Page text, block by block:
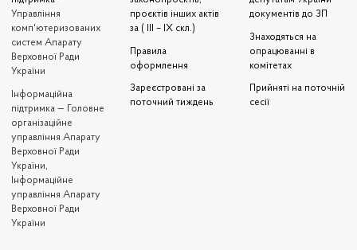
Управління
комп'ютеризованих
систем Апарату
Верховної Ради
України
Iнформаційна
підтримка — Головне
організаційне
управління Апарату
Верховної Ради
України,
Інформаційне
управління Апарату
Верховної Ради
України
проєктів інших актів
за ( III – IX скл.)
Правила
оформлення
Зареєстровані за
поточний тиждень
документів до ЗП
Знаходяться на
опрацюванні в
комітетах
Прийняті на поточній
сесії